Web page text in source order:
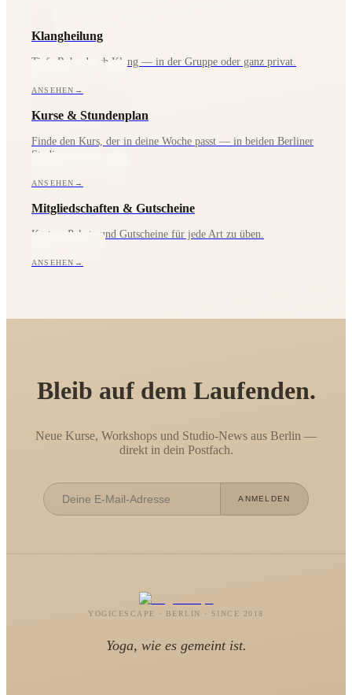
Klangheilung
Tiefe Ruhe durch Klang — in der Gruppe oder ganz privat.
ANSEHEN →
Kurse & Stundenplan
Finde den Kurs, der in deine Woche passt — in beiden Berliner
Studios.
ANSEHEN →
Mitgliedschaften & Gutscheine
Karten, Pakete und Gutscheine für jede Art zu üben.
ANSEHEN →
Bleib auf dem Laufenden.
Neue Kurse, Workshops und Studio-News aus Berlin —
direkt in dein Postfach.
ANMELDEN
YOGICESCAPE · BERLIN · SINCE 2018
Yoga, wie es gemeint ist.